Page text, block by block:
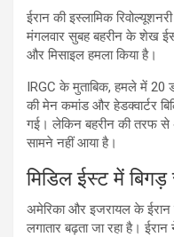
ईरान की इस्लामिक
मंगलवार सुबह बहरीन के शेख
और मिसाइल हमला किया है।
IRGC के मुताबिक, हमले में 20
की मेन कमांड और हेडक्वार्टर
गई। लेकिन बहरीन की तरफ
सामने नहीं आया है।
मिडिल ईस्ट में बिगड़
अमेरिका और इजरायल के ईरान
लगातार बढ़ता जा रहा है।